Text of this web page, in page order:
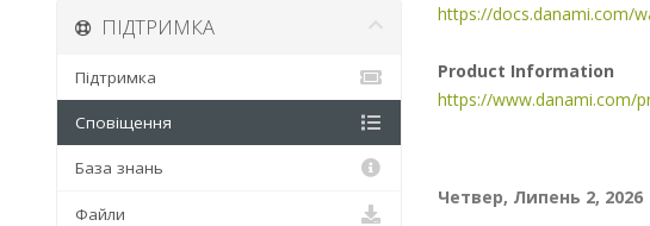
https://docs.danami.com/
Product Information
https://www.danami.com/
Четвер, Липень 2, 2026
ПІДТРИМКА
Підтримка
Сповіщення
База знань
Файли